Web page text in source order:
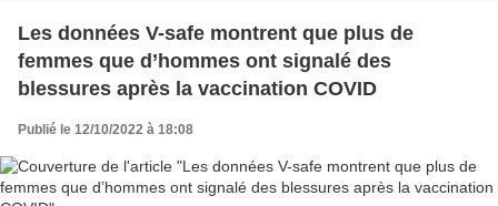
Les données V-safe montrent que plus de
femmes que d’hommes ont signalé des
blessures après la vaccination COVID
Publié le 12/10/2022 à 18:08